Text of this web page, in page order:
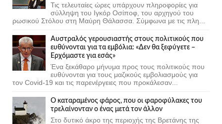
Τις τελευταίες ώρες υπάρχουν πληροφορίες για
σύλληψη του Ιγκόρ Οσίποφ, του αρχηγού του
ρωσικού Στόλου στη Μαύρη Θάλασσα. Σύμφωνα με τις πλη...
Αυστραλός γερουσιαστής στους πολιτικούς που
ευθύνονται για τα εμβόλια: «Δεν θα ξεφύγετε –
Ερχόμαστε για εσάς»
Ένα ξεκάθαρο μήνυμα προς τους πολιτικούς που
ευθύνονται για τους μαζικούς εμβολιασμούς για
τον Covid-19 και τις παρενέργειες που προκάλεσαν...
Ο καταραμένος φάρος, που οι φαροφύλακες του
τρελαίνονταν ο ένας μετά τον άλλον
Στο δυτικό άκρο της περιοχής της Βρετάνης της